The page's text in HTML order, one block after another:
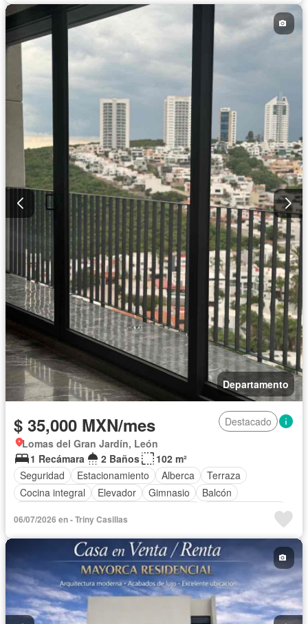
Departamento
$ 35,000 MXN/mes
Destacado
Lomas del Gran Jardín, León
1 Recámara
2 Baños
102 m²
Seguridad
Estacionamiento Alberca
Terraza
Cocina integral
Elevador Gimnasio
Balcón
Cocina equipada
Zona infantil
Sala polivalente
Aire acondicionado
Jacuzzi
Cuarto de Limpieza
Vista panorámica
Recámara con closet
Caseta de vigilancia
Permite niños
Permite mascotas
Completamente amueblado
06/07/2026 en - Triny Casillas